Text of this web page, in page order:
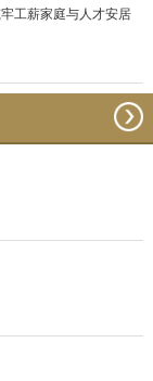
工薪家庭与人才安居